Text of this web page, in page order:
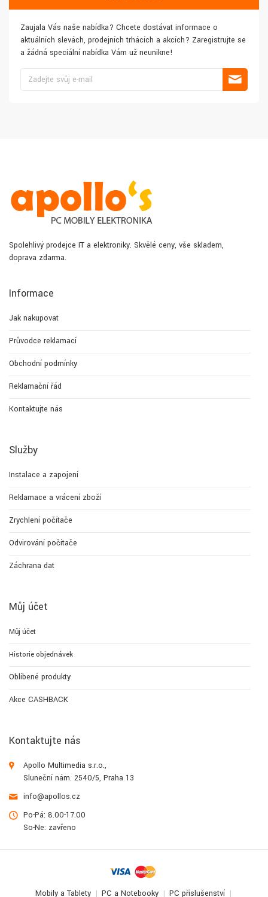
Zaujala Vás naše nabídka? Chcete dostávat informace o
aktuálních slevách, prodejních trhácích a akcích? Zaregistrujte se
a žádná speciální nabídka Vám už neunikne!
Spolehlivý prodejce IT a elektroniky. Skvělé ceny, vše skladem,
doprava zdarma.
Informace
Jak nakupovat
Průvodce reklamací
Obchodní podmínky
Reklamační řád
Kontaktujte nás
Služby
Instalace a zapojení
Reklamace a vrácení zboží
Zrychlení počítače
Odvirování počítače
Záchrana dat
Můj účet
Můj účet
Historie objednávek
Oblíbené produkty
Akce CASHBACK
Kontaktujte nás
Apollo Multimedia s.r.o.,
Sluneční nám. 2540/5, Praha 13
info@apollos.cz
Po-Pá: 8.00-17.00
So-Ne: zavřeno
Mobily a Tablety PC a Notebooky PC příslušenství